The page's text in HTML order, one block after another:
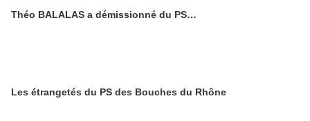
Théo BALALAS a démissionné du PS…
Les étrangetés du PS des Bouches du Rhône